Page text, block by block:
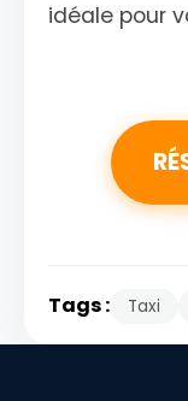
idéale pour
Tags : Taxi